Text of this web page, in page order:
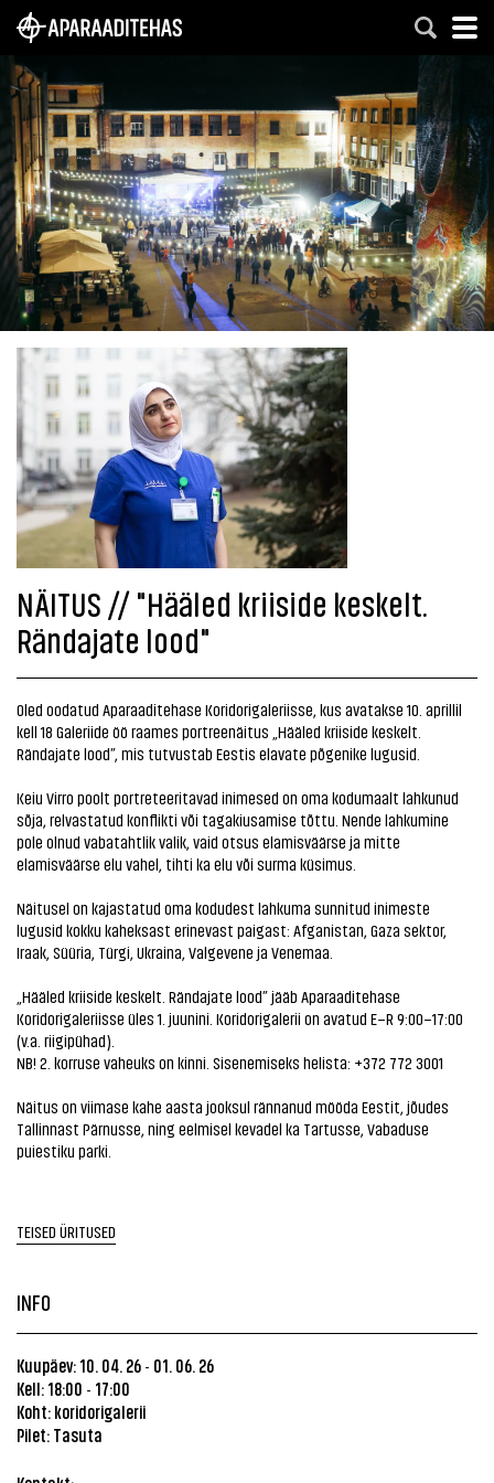
NÄITUS // "Hääled kriiside keskelt.
Rändajate lood"
Oled oodatud Aparaaditehase Koridorigaleriisse, kus avatakse 10. aprillil
kell 18 Galeriide öö raames portreenäitus „Hääled kriiside keskelt.
Rändajate lood”, mis tutvustab Eestis elavate põgenike lugusid.
Keiu Virro poolt portreteeritavad inimesed on oma kodumaalt lahkunud
sõja, relvastatud konflikti või tagakiusamise tõttu. Nende lahkumine
pole olnud vabatahtlik valik, vaid otsus elamisväärse ja mitte
elamisväärse elu vahel, tihti ka elu või surma küsimus.
Näitusel on kajastatud oma kodudest lahkuma sunnitud inimeste
lugusid kokku kaheksast erinevast paigast: Afganistan, Gaza sektor,
Iraak, Süüria, Türgi, Ukraina, Valgevene ja Venemaa.
„Hääled kriiside keskelt. Rändajate lood” jääb Aparaaditehase
Koridorigaleriisse üles 1. juunini. Koridorigalerii on avatud E–R 9:00–17:00
(v.a. riigipühad).
NB! 2. korruse vaheuks on kinni. Sisenemiseks helista: +372 772 3001
Näitus on viimase kahe aasta jooksul rännanud mööda Eestit, jõudes
Tallinnast Pärnusse, ning eelmisel kevadel ka Tartusse, Vabaduse
puiestiku parki.
TEISED ÜRITUSED
INFO
Kuupäev: 10. 04. 26 - 01. 06. 26
Kell: 18:00 - 17:00
Koht: koridorigalerii
Pilet: Tasuta